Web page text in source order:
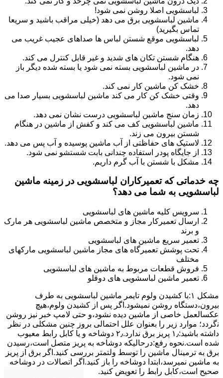
لباسشویی اصلا روشن نمی شود!
ماشین لباسشویی برق می دهد (خیلی مراقب باشید و سریعا
تماس بگیرید)
لباسشویی موقع شستن لباس ها صداهای عجیب غریب می
دهد.
هنگام شستن تکان های شدید و غیر قابل کنترل می کند.
در ماشین لباسشویی بسته نمی شود یا بسته شده دیگر باز
نمی شود.
خشک کن ماشین کار نمی کند.
وقتی خشک کن کار می کند ماشین لباسشویی بسیار صدا می
دهد.
زمان سنج ماشین لباسشویی درست نشان نمی دهد.
ماشین لباسشویی کف می کند و کفش از ماشین در هنگام
شستن بیرون می زند.
لاستیک های حفاظتی از آب ماشین پوسیده و آب پس می دهد.
از جایگاه پودر استفاده چندانی بابت شستشو نمی شود.
مشکل با شستن با آب گرم داریم.
چه خدماتی که تعمیرکاران لباسشویی در زمینه ماشین
لباسشویی به شما می دهد؟
سرویس کلیه ماشین های لباسشویی
ارسال تعمیرکار مجاز و متخصص ماشین لباسشویی هر مارک
و برند
تعمیر سریع ماشین های لباسشویی
تحت پوشش تعمیرگاه های مجاز ماشین لباسشویی مارکهای
مختلف
فروش قطعات مربوط به ماشین های لباسشویی
تعمیر ماشین لباسشویی های دوقلو
مشکل ۱:ﺑﺎ ﮐﺸﯿﺪن وﻟﻮم ﺗﺎﯾﻤﺮ ماشین لباسشویی به طرف
ﺑﯿﺮون،دستگاه روﺷﻦ نمیشود.اﮔﺮ ﭘﺲ از ﮐﺸﯿﺪن وﻟﻮم،ﻫﯿﭻ
عکسالعمل ﺧﺎﺻﯽ از ﻣﺎﺷﯿﻦ دﯾﺪه نشود،و حتی ﻻﻣﭗ ﺧﺒﺮ ﻧﯿﺰ روﺷﻦ
ﻧگردد؛ موارد زیر را بعنوان ﻋﻠﻞ احتمالی بروز چنین مشکلی در نظر
داشته باشید:۱٫ ﭘﺮﯾﺰ ﺑﺮق ﻧﺪارد.۲٫ دوﺷﺎﺧﻪ و ﯾﺎ ﮐﺎﺑﻞ راﺑﻂ ﻣﻌﯿﻮب
ﺷﺪه است.نحوه رفع:درحالیکه دوﺷﺎﺧﻪ ﺑﻪ ﭘﺮﯾﺰ ﻣﺘﺼﻞ اﺳﺖ،رﺳﯿﺪن
ﺑﺮق ﺑﻪ ﺗﺮﻣﯿﻨﺎل ﻣﺎﺷﯿﻦ را ﺗﻮﺳﻂ ولتمتر بررسی ﮐﻨﯿﺪ.اﮔﺮ ﺑﺮق از ﭘﺮﯾﺰ
ﺑﻪ ﻣﺎﺷﯿﻦ نمیرسد،اﺑﺘﺪا دوشاخه را باز کنید.اﮔﺮ اﺗﺼﺎﻻت در دوشاخه
ﺻﺤﯿﺢ اﺳﺖ،ﮐﺎﺑﻞ راﺑﻂ را ﺗﻌﻮﯾﺾ کنید.